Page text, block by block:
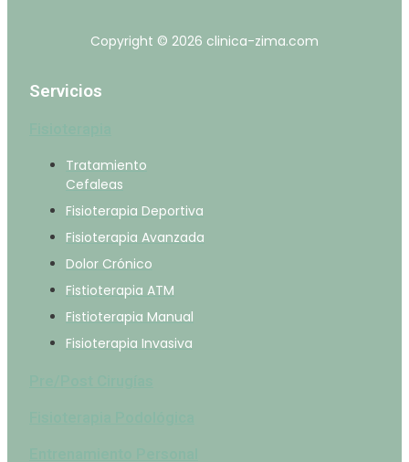
Copyright © 2026 clinica-zima.com
Servicios
Tratamiento
Cefaleas
Fisioterapia Deportiva
Fisioterapia Avanzada
Dolor Crónico
Fistioterapia ATM
Fistioterapia Manual
Fisioterapia Invasiva